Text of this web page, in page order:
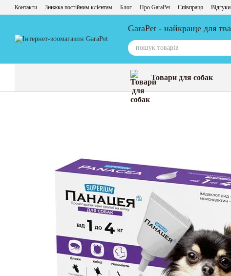
Перейти до основного контенту
Контакти Знижка постійним клієнтам Блог Про GaraPet Співпраця Відгуки
GaraPet - найкраще для
Товари для собак